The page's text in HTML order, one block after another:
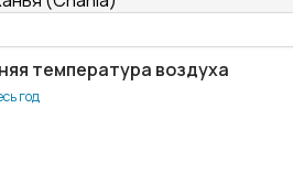
температура воздуха
год